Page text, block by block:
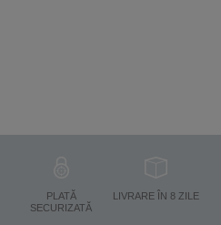
PLATĂ
SECURIZATĂ
LIVRARE ÎN 8 ZILE